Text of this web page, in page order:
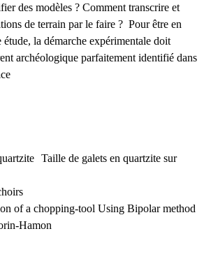
des modèles ? Comment transcrire et
de terrain par le faire ? Pour être en
étude, la démarche expérimentale doit
archéologique parfaitement identifié dans
Taille de galets en quartzite sur
of a chopping-tool Using Bipolar method
Hamon